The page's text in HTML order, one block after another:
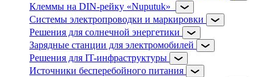
Клеммы на DIN-рейку «Nuputuk»
Системы электропроводки и маркировки
Решения для солнечной энергетики
Зарядные станции для электромобилей
Решения для IT-инфраструктуры
Источники бесперебойного питания